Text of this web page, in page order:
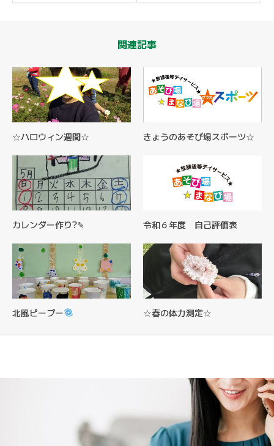
関連記事
☆ハロウィン週間☆ きょうのあそび場スポーツ☆
カレンダー作り?✎ 令和６年度 自己評価表
北風ピープー ☆春の体力測定☆